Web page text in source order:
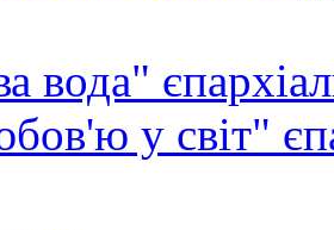
вода"
у світ"